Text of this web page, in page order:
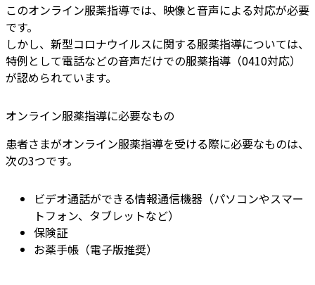
このオンライン服薬指導では、映像と音声による対応が必要
です。
しかし、新型コロナウイルスに関する服薬指導については、
特例として電話などの音声だけでの服薬指導（0410対応）
が認められています。
オンライン服薬指導に必要なもの
患者さまがオンライン服薬指導を受ける際に必要なものは、
次の3つです。
ビデオ通話ができる情報通信機器（パソコンやスマー
トフォン、タブレットなど）
保険証
お薬手帳（電子版推奨）